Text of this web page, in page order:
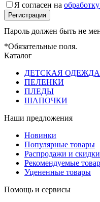
Я согласен наобработку
Пароль должен быть не
Обязательные поля.
Каталог
ДЕТСКАЯ ОДЕЖДА
ПЕЛЕНКИ
ПЛЕДЫ
ШАПОЧКИ
Наши предложения
Новинки
Популярные товары
Распродажи и скидки
Рекомендуемые
Уцененные товары
Помощь и сервисы